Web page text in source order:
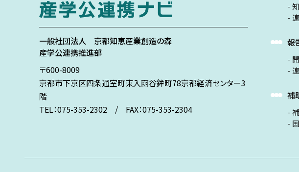
一般社団法人 京都知恵産業創造の森
産学公連携推進部
〒600-8009
京都市下京区四条通室町東入函谷鉾町78京都経済センター3
階
TEL：075-353-2302 / FAX：075-353-2304
報
補